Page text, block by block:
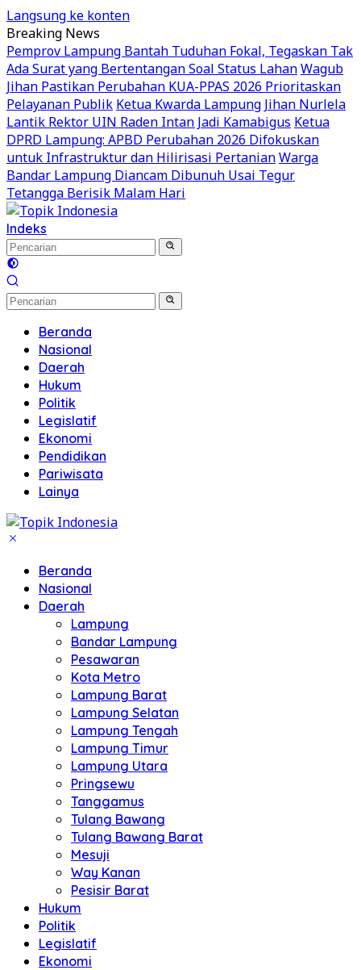
Langsung ke konten
Breaking News
Pemprov Lampung Bantah Tuduhan Fokal, Tegaskan Tak
Ada Surat yang Bertentangan Soal Status LahanWagub
Jihan Pastikan Perubahan KUA-PPAS 2026 Prioritaskan
Pelayanan Publik Ketua Kwarda Lampung Jihan Nurlela
Lantik Rektor UIN Raden Intan Jadi Kamabigus Ketua
DPRD Lampung: APBD Perubahan 2026 Difokuskan
untuk Infrastruktur dan Hilirisasi PertanianWarga
Bandar Lampung Diancam Dibunuh Usai Tegur
Tetangga Berisik Malam Hari
Indeks
Beranda
Nasional
Daerah
Hukum
Politik
Legislatif
Ekonomi
Pendidikan
Pariwisata
Lainya
Beranda
Nasional
Daerah
Lampung
Bandar Lampung
Pesawaran
Kota Metro
Lampung Barat
Lampung Selatan
Lampung Tengah
Lampung Timur
Lampung Utara
Pringsewu
Tanggamus
Tulang Bawang
Tulang Bawang Barat
Mesuji
Way Kanan
Pesisir Barat
Hukum
Politik
Legislatif
Ekonomi